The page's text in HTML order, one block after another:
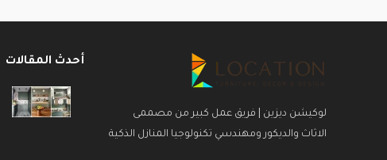
لوكيشن ديزين | فريق عمل كبير من مصممى
الاثاث والديكور ومهندسي تكنولوجيا المنازل الذكية
أحدث المقالات